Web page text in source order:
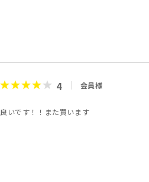
4 会員様
良いです！！また買います